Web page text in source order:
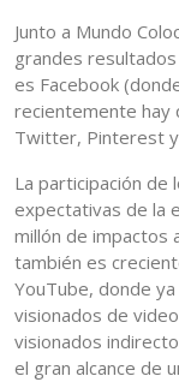
Junto a Mundo
grandes
es Facebook
recientemente hay
Twitter, Pinterest
La participación de
expectativas de la
millón de impactos
también es
YouTube, donde
visionados de
visionados
el gran alcance de